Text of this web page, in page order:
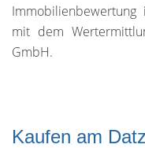
Immobilienbewertung
mit dem
GmbH.
Kaufen am